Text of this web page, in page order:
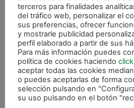
ANTERIOR
«La gente se está enganchando y eso es lo que queremos»
CALENDARIO
terceros para finalidades
del tráfico web, personalizar el
sus preferencias, ofrecer
y mostrarle publicidad
perfil elaborado a partir de sus
Para más información puedes
política de cookies haciendo
aceptar todas las cookies
o puedes aceptarlas de forma
selección pulsando en
su uso pulsando en el botón